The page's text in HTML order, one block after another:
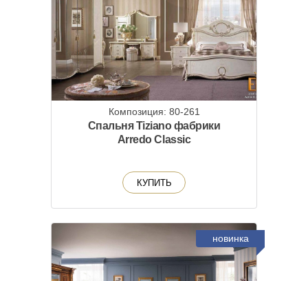
Композиция: 80-261
Спальня Tiziano фабрики
Arredo Classic
КУПИТЬ
новинка